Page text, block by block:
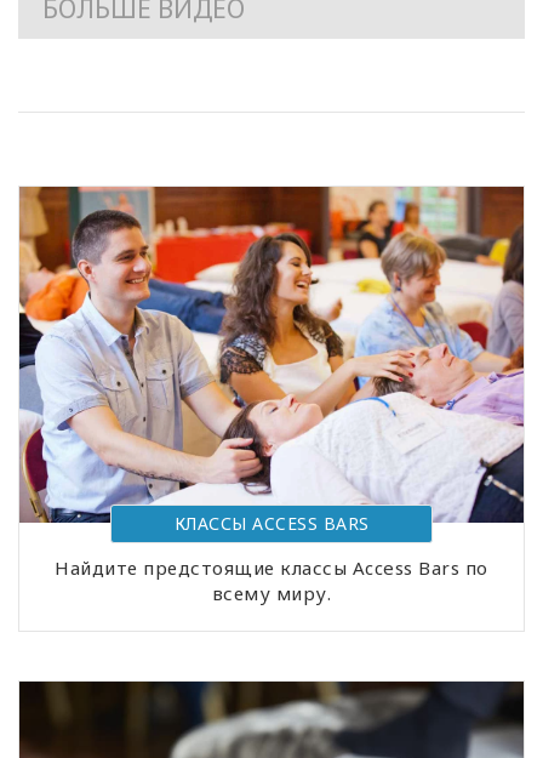
БОЛЬШЕ ВИДЕО
КЛАССЫ АCCESS BARS
Найдите предстоящие классы Access Bars по
всему миру.